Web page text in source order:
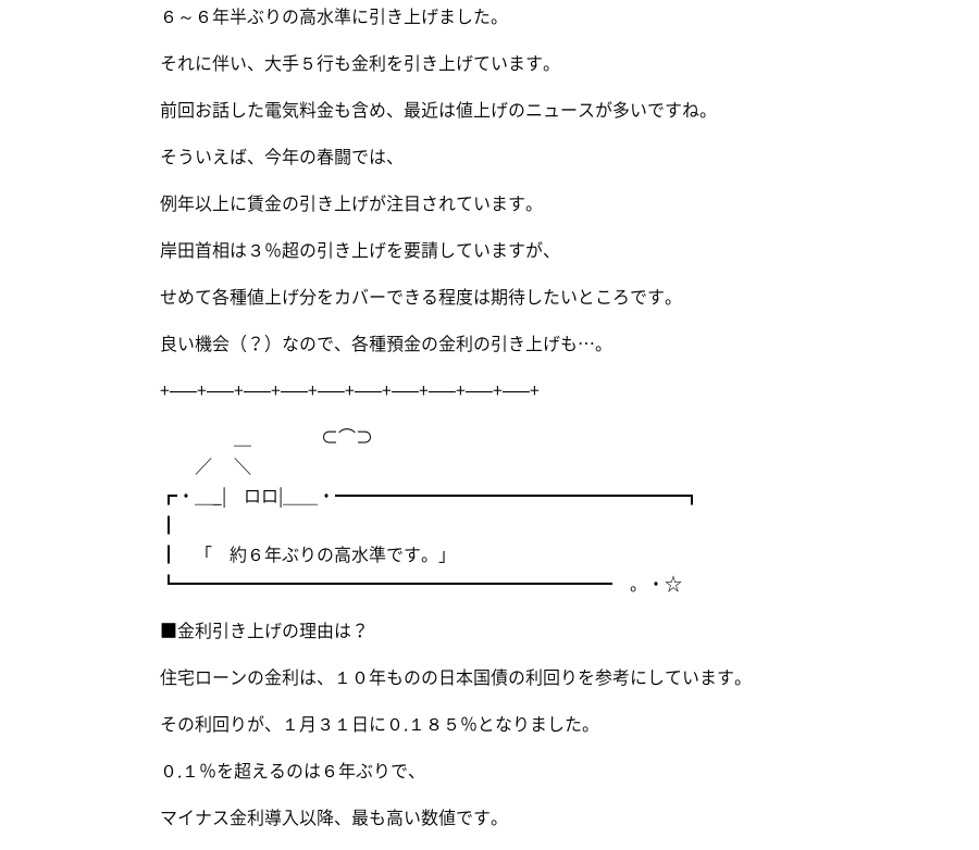
６～６年半ぶりの高水準に引き上げました。
それに伴い、大手５行も金利を引き上げています。
前回お話した電気料金も含め、最近は値上げのニュースが多いですね。
そういえば、今年の春闘では、
例年以上に賃金の引き上げが注目されています。
岸田首相は３％超の引き上げを要請していますが、
せめて各種値上げ分をカバーできる程度は期待したいところです。
良い機会（？）なので、各種預金の金利の引き上げも…。
+—–+—–+—–+—–+—–+—–+—–+—–+—–+—–+
＿ ⊂⌒⊃
／ ＼
┏・＿_| ロロ|＿＿・━━━━━━━━━━━━━━━━━━━━┓
┃ 「 約６年ぶりの高水準です。」
┗━━━━━━━━━━━━━━━━━━━━━━━━━ 。・☆
■金利引き上げの理由は？
住宅ローンの金利は、１０年ものの日本国債の利回りを参考にしています。
その利回りが、１月３１日に０.１８５％となりました。
０.１％を超えるのは６年ぶりで、
マイナス金利導入以降、最も高い数値です。